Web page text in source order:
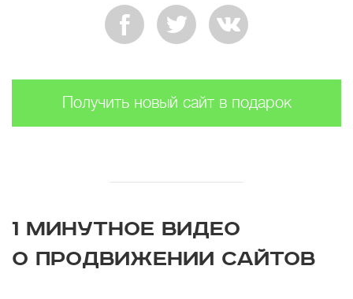
Получить новый сайт в подарок
1 МИНУТНОЕ ВИДЕО
О ПРОДВИЖЕНИИ САЙТОВ